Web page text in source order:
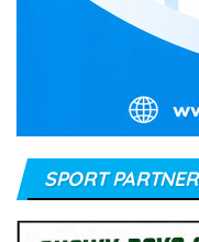
SPORT PARTNER